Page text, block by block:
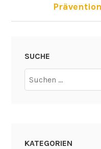
SUCHE
Suchen
nach:
KATEGORIEN